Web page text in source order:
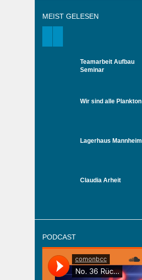
MEIST GELESEN
Teamarbeit Aufbau
Seminar
Wir sind alle Plankton
Lagerhaus Mannheim
Claudia Arheit
PODCAST